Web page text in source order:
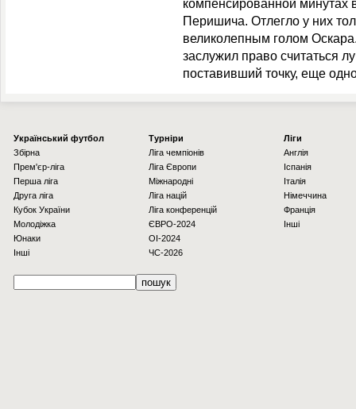
компенсированной минутах
Перишича. Отлегло у них
великолепным голом
заслужил право считаться
поставивший точку, еще
Українcький футбол
Збірна
Прем'єр-ліга
Перша ліга
Друга ліга
Кубок України
Молодіжка
Юнаки
Інші
Турніри
Ліга чемпіонів
Ліга Європи
Міжнародні
Ліга націй
Ліга конференцій
ЄВРО-2024
OI-2024
ЧС-2026
Ліги
Англія
Іспанія
Італія
Німеччина
Франція
Інші